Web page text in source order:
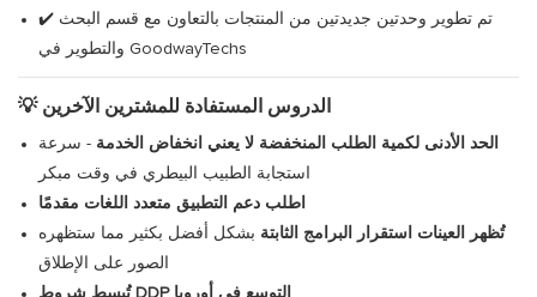
✔️ تم تطوير وحدتين جديدتين من المنتجات بالتعاون مع قسم البحث
والتطوير في GoodwayTechs
💡 الدروس المستفادة للمشترين الآخرين
الحد الأدنى لكمية الطلب المنخفضة لا يعني انخفاض الخدمة - سرعة
استجابة الطبيب البيطري في وقت مبكر
اطلب دعم التطبيق متعدد اللغات مقدمًا
تُظهر العينات استقرار البرامج الثابتة بشكل أفضل بكثير مما ستظهره
الصور على الإطلاق